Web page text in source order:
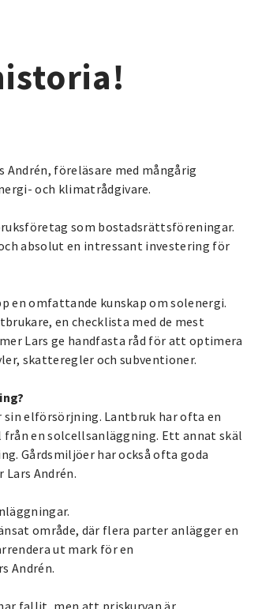
Andrén, föreläsare med mångårig
och klimatrådgivare.
som bostadsrättsföreningar.
absolut en intressant investering för
en omfattande kunskap om solenergi.
en checklista med de mest
Lars ge handfasta råd för att optimera
skatteregler och subventioner.
elförsörjning. Lantbruk har ofta en
en solcellsanläggning. Ett annat skäl
Gårdsmiljöer har också ofta goda
Andrén.
område, där flera parter anlägger en
ut mark för en
Andrén.
fallit, men att priskurvan är